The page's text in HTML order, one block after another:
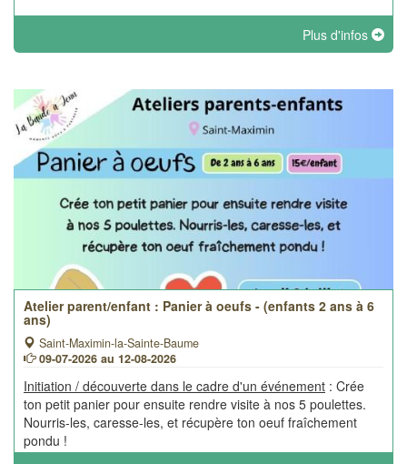
Plus d'infos
Atelier parent/enfant : Panier à oeufs - (enfants 2 ans à 6
ans)
Saint-Maximin-la-Sainte-Baume
09-07-2026 au 12-08-2026
Initiation / découverte dans le cadre d'un événement : Crée
ton petit panier pour ensuite rendre visite à nos 5 poulettes.
Nourris-les, caresse-les, et récupère ton oeuf fraîchement
pondu !